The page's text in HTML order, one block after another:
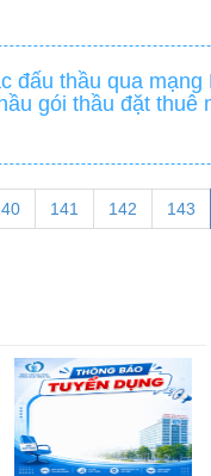
đấu thầu qua
gói thầu đặt thuê
141 142 143